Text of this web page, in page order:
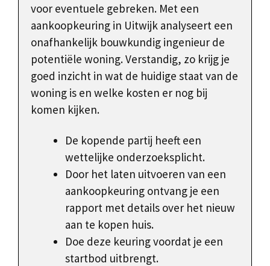
voor eventuele gebreken. Met een
aankoopkeuring in Uitwijk analyseert een
onafhankelijk bouwkundig ingenieur de
potentiële woning. Verstandig, zo krijg je
goed inzicht in wat de huidige staat van de
woning is en welke kosten er nog bij
komen kijken.
De kopende partij heeft een
wettelijke onderzoeksplicht.
Door het laten uitvoeren van een
aankoopkeuring ontvang je een
rapport met details over het nieuw
aan te kopen huis.
Doe deze keuring voordat je een
startbod uitbrengt.